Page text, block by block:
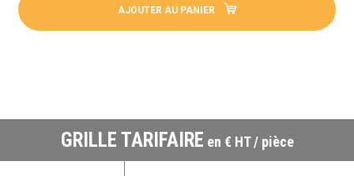
AJOUTER AU PANIER
GRILLE TARIFAIRE en € HT / pièce